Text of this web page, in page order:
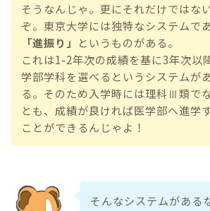
そうなんじゃ。更にそれだけではな
ぞ。東京大学には独特なシステムで
「進振り」 というものがある。
これは1-2年次の成績を基に3年次以
学部学科を選べるというシステムが
る。そのため入学時には理科Ⅲ類で
とも、成績が良ければ医学部へ進学
ことができるんじゃよ！
そんなシステムがある